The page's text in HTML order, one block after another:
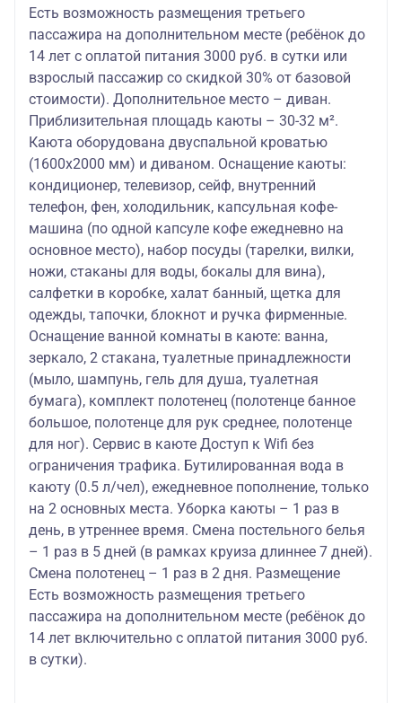
Есть возможность размещения третьего
пассажира на дополнительном месте (ребёнок до
14 лет с оплатой питания 3000 руб. в сутки или
взрослый пассажир со скидкой 30% от базовой
стоимости). Дополнительное место – диван.
Приблизительная площадь каюты – 30-32 м².
Каюта оборудована двуспальной кроватью
(1600х2000 мм) и диваном. Оснащение каюты:
кондиционер, телевизор, сейф, внутренний
телефон, фен, холодильник, капсульная кофе-
машина (по одной капсуле кофе ежедневно на
основное место), набор посуды (тарелки, вилки,
ножи, стаканы для воды, бокалы для вина),
салфетки в коробке, халат банный, щетка для
одежды, тапочки, блокнот и ручка фирменные.
Оснащение ванной комнаты в каюте: ванна,
зеркало, 2 стакана, туалетные принадлежности
(мыло, шампунь, гель для душа, туалетная
бумага), комплект полотенец (полотенце банное
большое, полотенце для рук среднее, полотенце
для ног). Сервис в каюте Доступ к Wifi без
ограничения трафика. Бутилированная вода в
каюту (0.5 л/чел), ежедневное пополнение, только
на 2 основных места. Уборка каюты – 1 раз в
день, в утреннее время. Смена постельного белья
– 1 раз в 5 дней (в рамках круиза длиннее 7 дней).
Смена полотенец – 1 раз в 2 дня. Размещение
Есть возможность размещения третьего
пассажира на дополнительном месте (ребёнок до
14 лет включительно с оплатой питания 3000 руб.
в сутки).